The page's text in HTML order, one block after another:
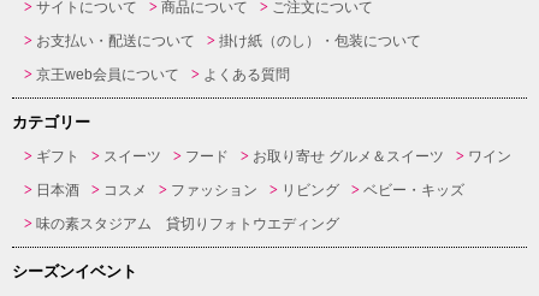
サイトについて 商品について
ご注文について
お支払い・配送について
掛け紙（のし）・包装について
京王web会員について
よくある質問
カテゴリー
ギフト スイーツ フード お取り寄せ グルメ＆スイーツ
ワイン
日本酒
コスメ ファッション リビング
ベビー・キッズ
味の素スタジアム 貸切りフォトウエディング
シーズンイベント